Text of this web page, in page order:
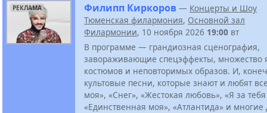
РЕКЛАМА Филипп Киркоров — Концерты и Шоу
Тюменская филармония, Основной зал
Филармонии, 10 ноября 2026 19:00 вт
В программе — грандиозная сценография,
завораживающие спецэффекты, множество
костюмов и неповторимых образов. И,
культовые песни, которые знают и любят
моя», «Снег», «Жестокая любовь», «Я за
«Единственная моя», «Атлантида» и многие